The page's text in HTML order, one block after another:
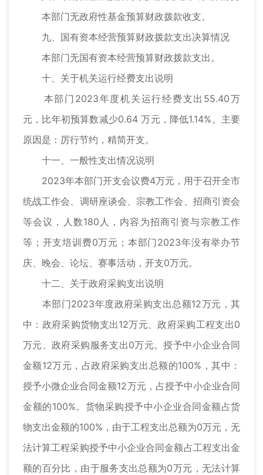
本部门无政府性基金预算财政拨款收支。
九、国有资本经营预算财政拨款支出决算情况
本部门无国有资本经营预算财政拨款支出。
十、关于机关运行经费支出说明
本部门2023年度机关运行经费支出55.40万
元，比年初预算数减少0.64 万元，降低1.14%。主要
原因是：厉行节约，精简开支。
十一、一般性支出情况说明
2023年本部门开支会议费4万元，用于召开全市
统战工作会、调研座谈会、宗教工作会、招商引资会
等会议，人数180人，内容为招商引资与宗教工作
等；开支培训费0万元；本部门2023年没有举办节
庆、晚会、论坛、赛事活动，开支0万元。
十二、关于政府采购支出说明
本部门2023年度政府采购支出总额12万元，其
中：政府采购货物支出12万元、政府采购工程支出0
万元、政府采购服务支出0万元。授予中小企业合同
金额12万元，占政府采购支出总额的100%，其中：
授予小微企业合同金额12万元，占授予中小企业合同
金额的100%。货物采购授予中小企业合同金额占货
物支出金额的100%，由于工程支出总额为0万元，无
法计算工程采购授予中小企业合同金额占工程支出金
额的百分比，由于服务支出总额为0万元，无法计算